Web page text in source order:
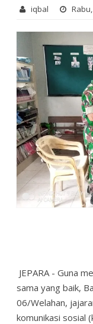
iqbal
JEPARA - Guna
sama yang baik,
06/Welahan,
komunikasi sosial